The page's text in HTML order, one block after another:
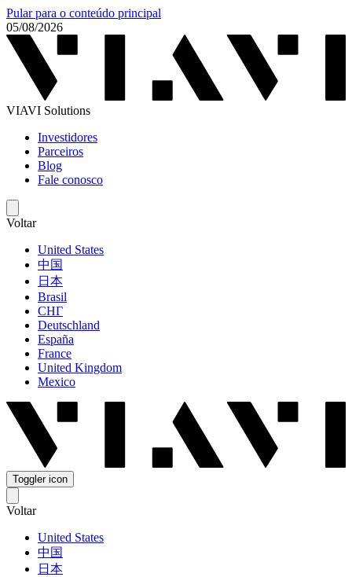
Pular para o conteúdo principal
05/08/2026
VIAVI Solutions
Investidores
Parceiros
Blog
Fale conosco
Voltar
United States
中国
日本
Brasil
СНГ
Deutschland
España
France
United Kingdom
Mexico
Toggler icon
Voltar
United States
中国
日本